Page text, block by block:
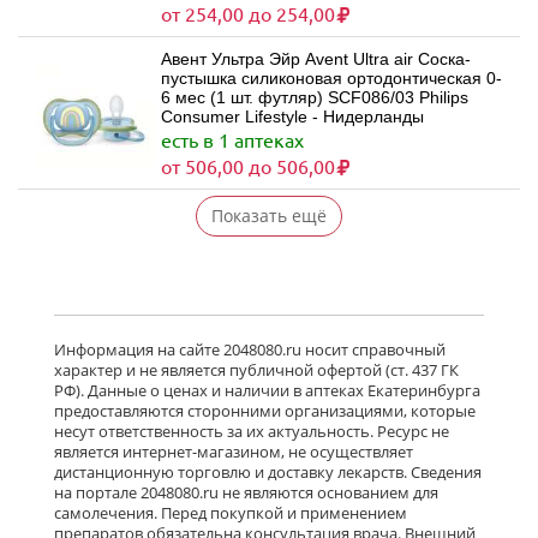
от 254,00 до 254,00
Авент Ультра Эйр Avent Ultra air Соска-
пустышка силиконовая ортодонтическая 0-
6 мес (1 шт. футляр) SCF086/03 Philips
Consumer Lifestyle - Нидерланды
есть в 1 аптеках
от 506,00 до 506,00
Показать ещё
Информация на сайте 2048080.ru носит справочный
характер и не является публичной офертой (ст. 437 ГК
РФ). Данные о ценах и наличии в аптеках Екатеринбурга
предоставляются сторонними организациями, которые
несут ответственность за их актуальность. Ресурс не
является интернет-магазином, не осуществляет
дистанционную торговлю и доставку лекарств. Сведения
на портале 2048080.ru не являются основанием для
самолечения. Перед покупкой и применением
препаратов обязательна консультация врача. Внешний